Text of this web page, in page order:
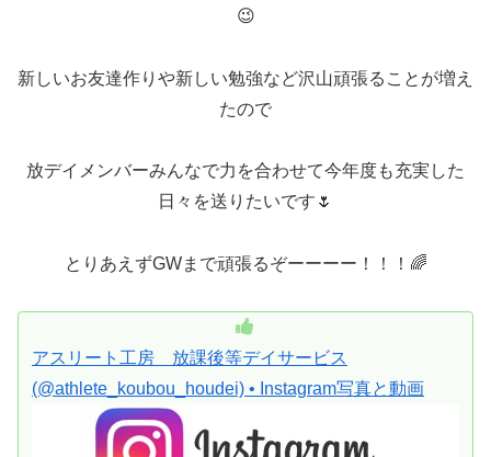
😉
新しいお友達作りや新しい勉強など沢山頑張ることが増え
たので
放デイメンバーみんなで力を合わせて今年度も充実した
日々を送りたいです🌷
とりあえずGWまで頑張るぞーーーー！！！🌈
アスリート工房 放課後等デイサービス
(@athlete_koubou_houdei) • Instagram写真と動画